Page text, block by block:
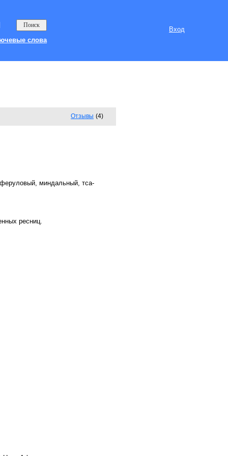
Вход
слова
Отзывы (4)
феруловый, миндальный, тса-
ресниц.